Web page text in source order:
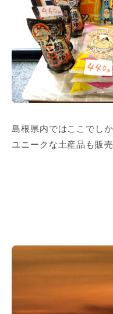
島根県内ではここでし
ユニークな土産品も販